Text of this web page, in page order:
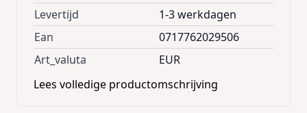
60 x 55 x 28cm
6 Langwerpige tassen
Levertijd
1-3 werkdagen
Ean
0717762029506
Art_valuta
EUR
Lees volledige productomschrijving